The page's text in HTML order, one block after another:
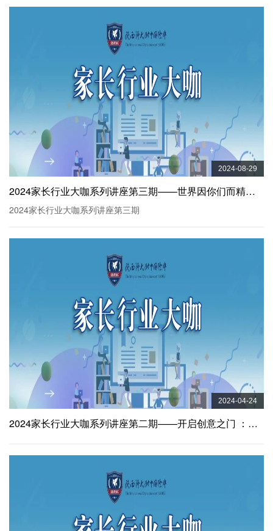
2024-08-29
2024家长行业大咖系列讲座第三期——世界因你们而精彩：医疗器械行业给予年轻人的机会
2024家长行业大咖系列讲座第三期
2024-04-24
2024家长行业大咖系列讲座第二期——开启创意之门 ：广告行业的艺术与策略